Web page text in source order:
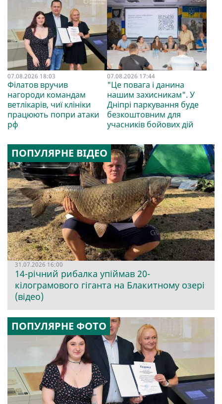
07.08.2026 18:03
Філатов вручив
нагороди командам
ветлікарів, чиї клініки
працюють попри атаки
рф
07.08.2026 17:44
"Це повага і данина
нашим захисникам". У
Дніпрі паркування буде
безкоштовним для
учасників бойових дій
ПОПУЛЯРНЕ ВІДЕО
31.07.2026 16:00
14-річний рибалка упіймав 20-
кілограмового гіганта на Блакитному озері
(відео)
ПОПУЛЯРНЕ ФОТО